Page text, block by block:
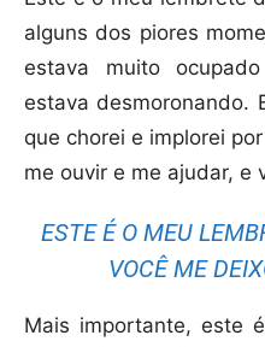
alguns dos piores
estava muito
estava desmoronando.
que chorei e implorei
me ouvir e me ajudar, e
ESTE É O MEU
VOCÊ ME
Mais importante, este